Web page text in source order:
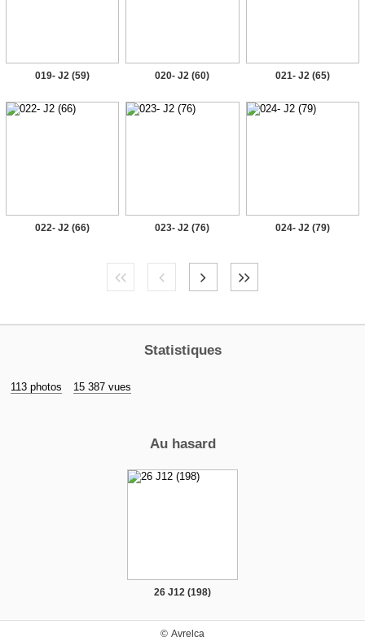
019- J2 (59) 020- J2 (60) 021- J2 (65)
022- J2 (66) 023- J2 (76) 024- J2 (79)
Statistiques
113 photos 15 387 vues
Au hasard
26 J12 (198)
© Avrelca